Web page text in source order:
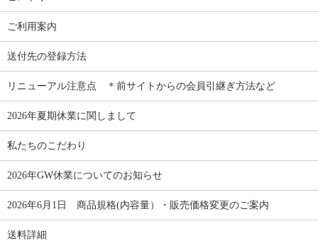
ご利用案内
送付先の登録方法
リニューアル注意点 ＊前サイトからの会員引継ぎ方法など
2026年夏期休業に関しまして
私たちのこだわり
2026年GW休業についてのお知らせ
2026年6月1日 商品規格(内容量）・販売価格変更のご案内
送料詳細